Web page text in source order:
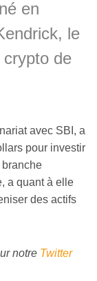
en
le
de
avec SBI, a
pour investir
branche
a quant à elle
des actifs
notre Twitter